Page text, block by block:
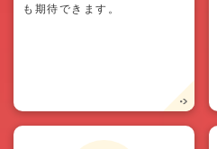
も期待できます。